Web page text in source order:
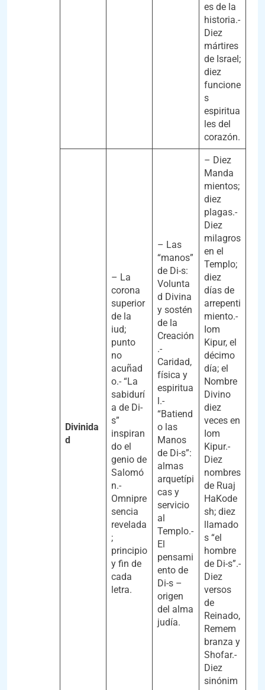
es de la
historia.-
Diez
mártires
de Israel;
diez
funcione
s
espiritua
les del
corazón.
Divinida
d
– La
corona
superior
de la
iud;
punto
no
acuñad
o.- “La
sabidurí
a de Di-
s”
inspiran
do el
genio de
Salomó
n.-
Omnipre
sencia
revelada
;
principio
y fin de
cada
letra.
– Las
“manos”
de Di-s:
Volunta
d Divina
y sostén
de la
Creación
.-
Caridad,
física y
espiritua
l.-
“Batiend
o las
Manos
de Di-s”:
almas
arquetípi
cas y
servicio
al
Templo.-
El
pensami
ento de
Di-s –
origen
del alma
judía.
– Diez
Manda
mientos;
diez
plagas.-
Diez
milagros
en el
Templo;
diez
días de
arrepenti
miento.-
Iom
Kipur, el
décimo
día; el
Nombre
Divino
diez
veces en
Iom
Kipur.-
Diez
nombres
de Ruaj
HaKode
sh; diez
llamado
s “el
hombre
de Di-s”.-
Diez
versos
de
Reinado,
Remem
branza y
Shofar.-
Diez
sinónim